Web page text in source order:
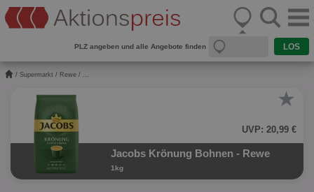
PLZ angeben und alle Angebote finden
/ Supermarkt / Rewe / ...
★
UVP: 20,99 €
Jacobs Krönung Bohnen - Rewe
1kg